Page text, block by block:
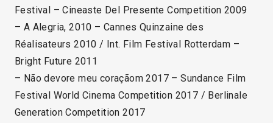
Festival – Cineaste Del Presente Competition 2009
– A Alegria, 2010 – Cannes Quinzaine des
Réalisateurs 2010 / Int. Film Festival Rotterdam –
Bright Future 2011
– Não devore meu coraçãom 2017 – Sundance Film
Festival World Cinema Competition 2017 / Berlinale
Generation Competition 2017